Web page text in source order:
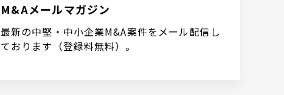
M&Aメールマガジン
最新の中堅・中小企業M&A案件をメール配信し
ております（登録料無料）。